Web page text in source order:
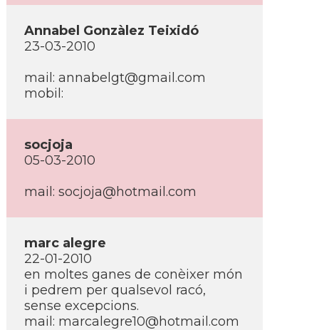
Annabel Gonzàlez Teixidó
23-03-2010
mail: annabelgt@gmail.com
mobil:
socjoja
05-03-2010
mail: socjoja@hotmail.com
marc alegre
22-01-2010
en moltes ganes de conèixer món
i pedrem per qualsevol racó,
sense excepcions.
mail: marcalegre10@hotmail.com